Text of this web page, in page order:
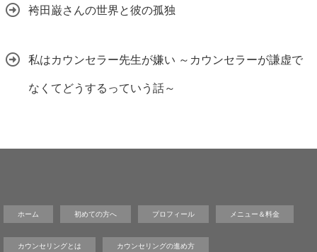
袴田巌さんの世界と彼の孤独
私はカウンセラー先生が嫌い ～カウンセラーが謙虚で
なくてどうするっていう話～
ホーム 初めての方へ プロフィール メニュー＆料金
カウンセリングとは カウンセリングの進め方